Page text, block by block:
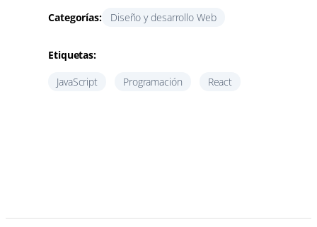
Categorías: Diseño y desarrollo Web
Etiquetas:
JavaScript Programación React